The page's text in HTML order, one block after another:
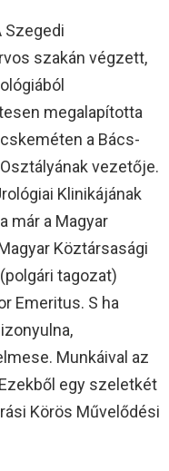
Szegedi
szakán végzett,
megalapította
a Bács-
vezetője.
Klinikájának
már a Magyar
Köztársasági
tagozat)
Emeritus. S ha
Munkáival az
egy szeletkét
Körös Művelődési